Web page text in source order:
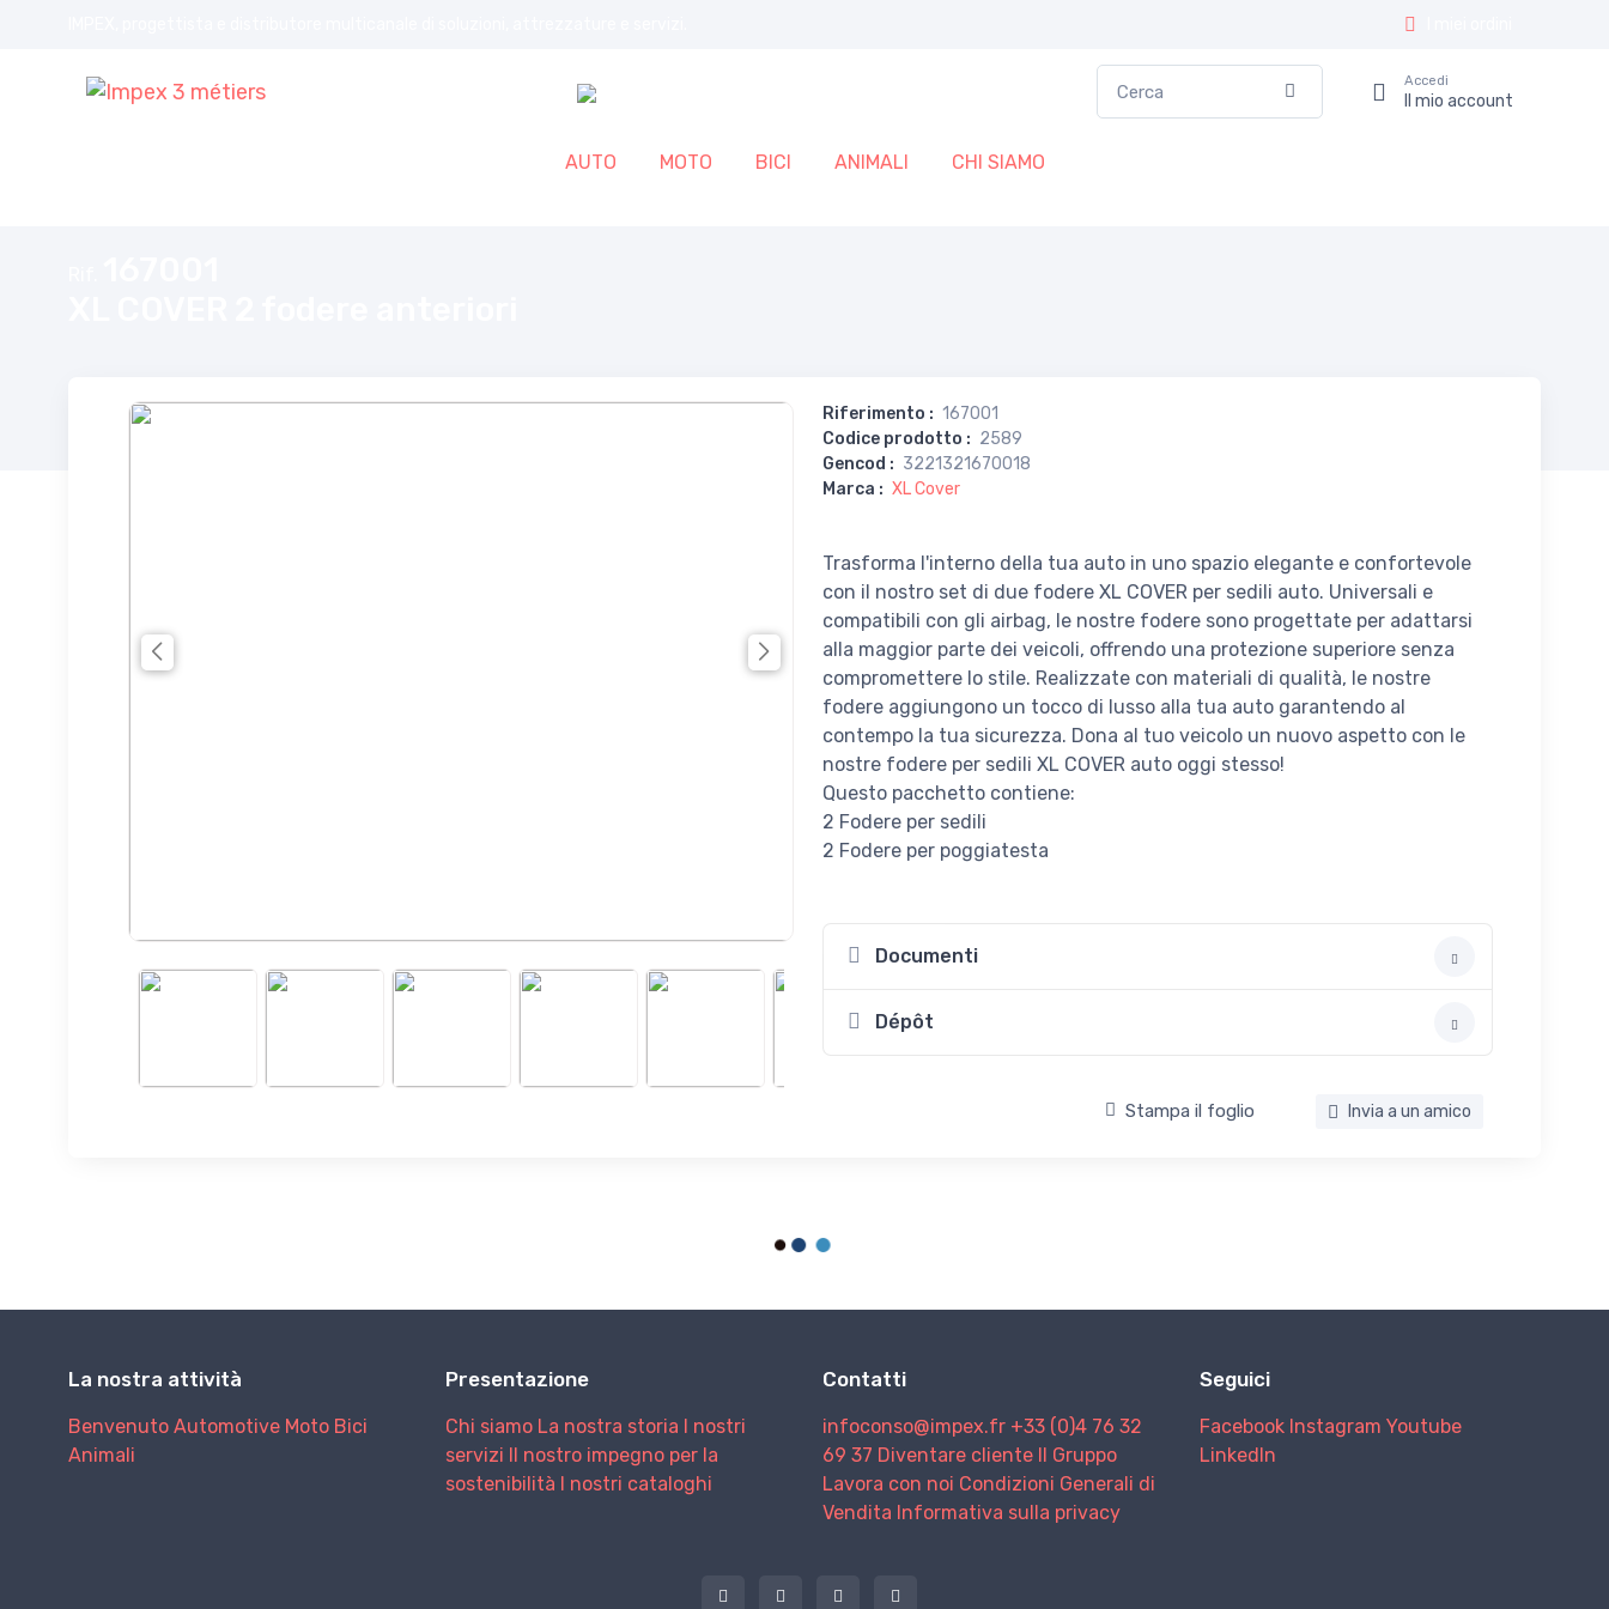
Conferma Accedi
Il mio account
AUTO MOTO BICI ANIMALI CHI SIAMO
Riferimento : 167001
Codice prodotto : 2589
Gencod : 3221321670018
Marca : XL Cover
Trasforma l'interno della tua auto in uno spazio elegante e confortevole
con il nostro set di due fodere XL COVER per sedili auto. Universali e
compatibili con gli airbag, le nostre fodere sono progettate per adattarsi
alla maggior parte dei veicoli, offrendo una protezione superiore senza
compromettere lo stile. Realizzate con materiali di qualità, le nostre
fodere aggiungono un tocco di lusso alla tua auto garantendo al
contempo la tua sicurezza. Dona al tuo veicolo un nuovo aspetto con le
nostre fodere per sedili XL COVER auto oggi stesso!
Questo pacchetto contiene:
2 Fodere per sedili
2 Fodere per poggiatesta
Documenti
Dépôt
Stampa il foglio Invia a un amico
La nostra attività
Benvenuto Automotive Moto Bici
Animali
Presentazione
Chi siamo La nostra storia I nostri
servizi Il nostro impegno per la
sostenibilità I nostri cataloghi
Contatti
infoconso@impex.fr +33 (0)4 76 32
69 37 Diventare cliente Il Gruppo
Lavora con noi Condizioni Generali di
Vendita Informativa sulla privacy
Seguici
Facebook Instagram Youtube
LinkedIn